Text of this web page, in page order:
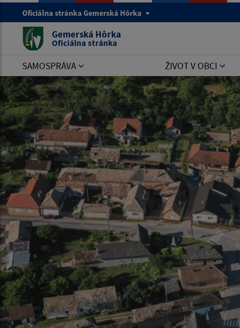
Oficiálna stránka Gemerská Hôrka
Gemerská Hôrka
Oficiálna stránka
SAMOSPRÁVA ŽIVOT V OBCI